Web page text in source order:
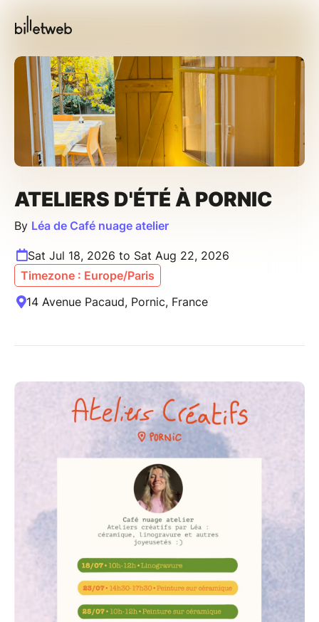
ATELIERS D'ÉTÉ À PORNIC
By Léa de Café nuage atelier
Sat Jul 18, 2026 to Sat Aug 22, 2026
Timezone : Europe/Paris
14 Avenue Pacaud, Pornic, France